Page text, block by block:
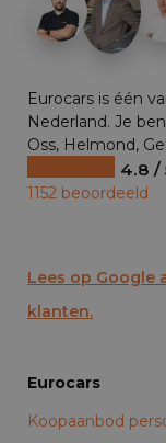
Eurocars is één
Nederland. Je
Oss, Helmond,
4.8 /
1152 beoordeeld
Lees op Google
klanten.
Eurocars
Koopaanbod